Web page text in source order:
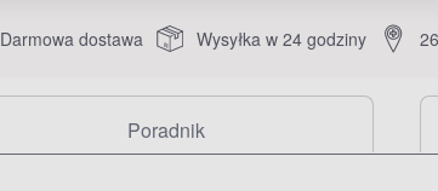
Darmowa dostawa Wysyłka w 24 godziny
Poradnik